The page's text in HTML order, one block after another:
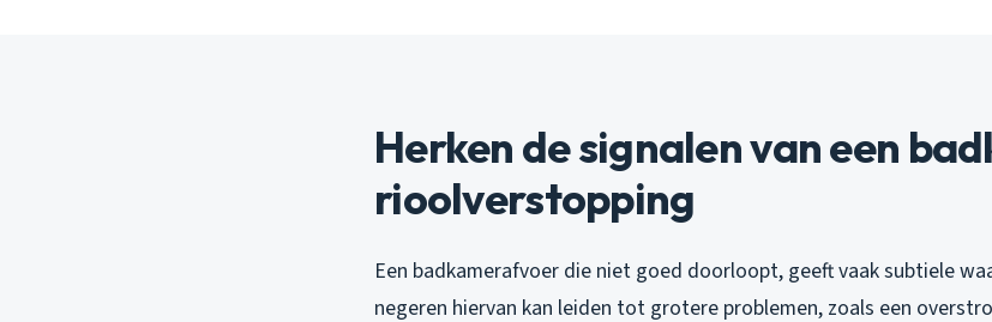
Herken de signalen van een
rioolverstopping
Een badkamerafvoer die niet goed doorloopt, geeft vaak subtiele
negeren hiervan kan leiden tot grotere problemen, zoals een